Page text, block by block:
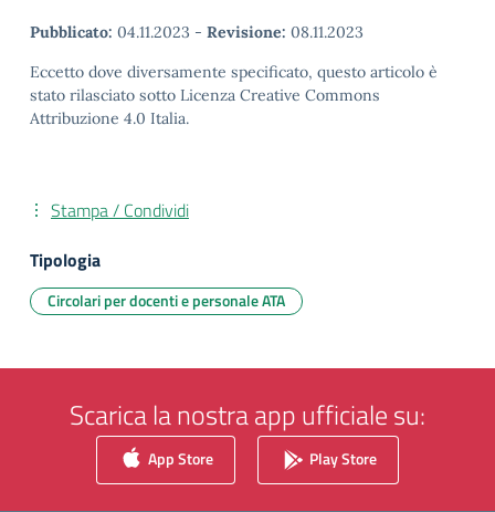
Pubblicato: 04.11.2023 - Revisione: 08.11.2023
Eccetto dove diversamente specificato, questo articolo è
stato rilasciato sotto Licenza Creative Commons
Attribuzione 4.0 Italia.
Stampa / Condividi
Tipologia
Circolari per docenti e personale ATA
Scarica la nostra app ufficiale su:
App Store Play Store